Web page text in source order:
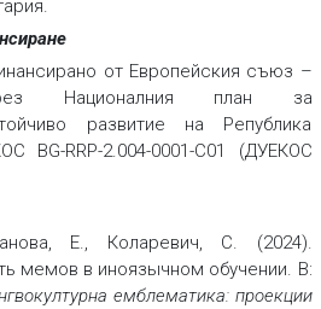
от Европейския съюз –
Националния план за
развитие на Република
BG-RRP-2.004-0001-C01 (ДУЕКОС
Е., Коларевич, С. (2024).
мемов в иноязычном обучении. В:
емблематика: проекции